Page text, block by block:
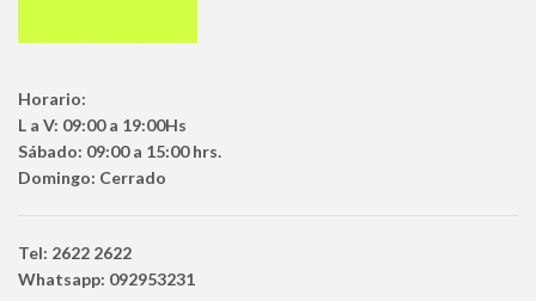
Horario:
L a V: 09:00 a 19:00Hs
Sábado: 09:00 a 15:00 hrs.
Domingo: Cerrado
Tel: 2622 2622
Whatsapp: 092953231